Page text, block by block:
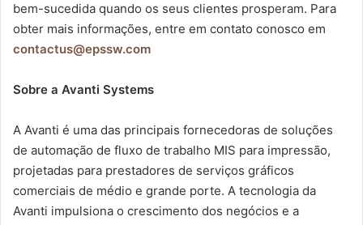
bem-sucedida quando os seus clientes prosperam. Para
obter mais informações, entre em contato conosco em
contactus@epssw.com
Sobre a Avanti Systems
A Avanti é uma das principais fornecedoras de soluções
de automação de fluxo de trabalho MIS para impressão,
projetadas para prestadores de serviços gráficos
comerciais de médio e grande porte. A tecnologia da
Avanti impulsiona o crescimento dos negócios e a